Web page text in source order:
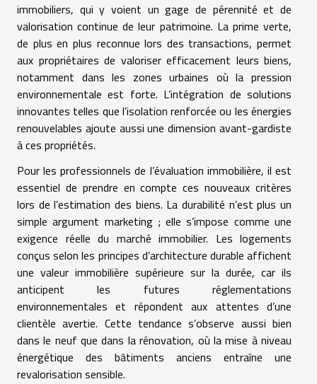
immobiliers, qui y voient un gage de pérennité et de
valorisation continue de leur patrimoine. La prime verte,
de plus en plus reconnue lors des transactions, permet
aux propriétaires de valoriser efficacement leurs biens,
notamment dans les zones urbaines où la pression
environnementale est forte. L’intégration de solutions
innovantes telles que l’isolation renforcée ou les énergies
renouvelables ajoute aussi une dimension avant-gardiste
à ces propriétés.
Pour les professionnels de l’évaluation immobilière, il est
essentiel de prendre en compte ces nouveaux critères
lors de l’estimation des biens. La durabilité n’est plus un
simple argument marketing ; elle s’impose comme une
exigence réelle du marché immobilier. Les logements
conçus selon les principes d’architecture durable affichent
une valeur immobilière supérieure sur la durée, car ils
anticipent les futures réglementations
environnementales et répondent aux attentes d’une
clientèle avertie. Cette tendance s’observe aussi bien
dans le neuf que dans la rénovation, où la mise à niveau
énergétique des bâtiments anciens entraîne une
revalorisation sensible.